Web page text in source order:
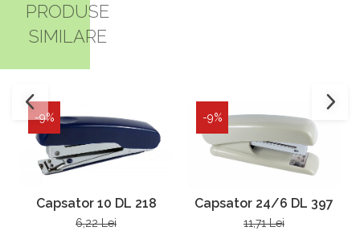
PRODUSE
SIMILARE
-9%
Capsator 10 DL 218
6,22 Lei
-9%
Capsator 24/6 DL 397
11,71 Lei